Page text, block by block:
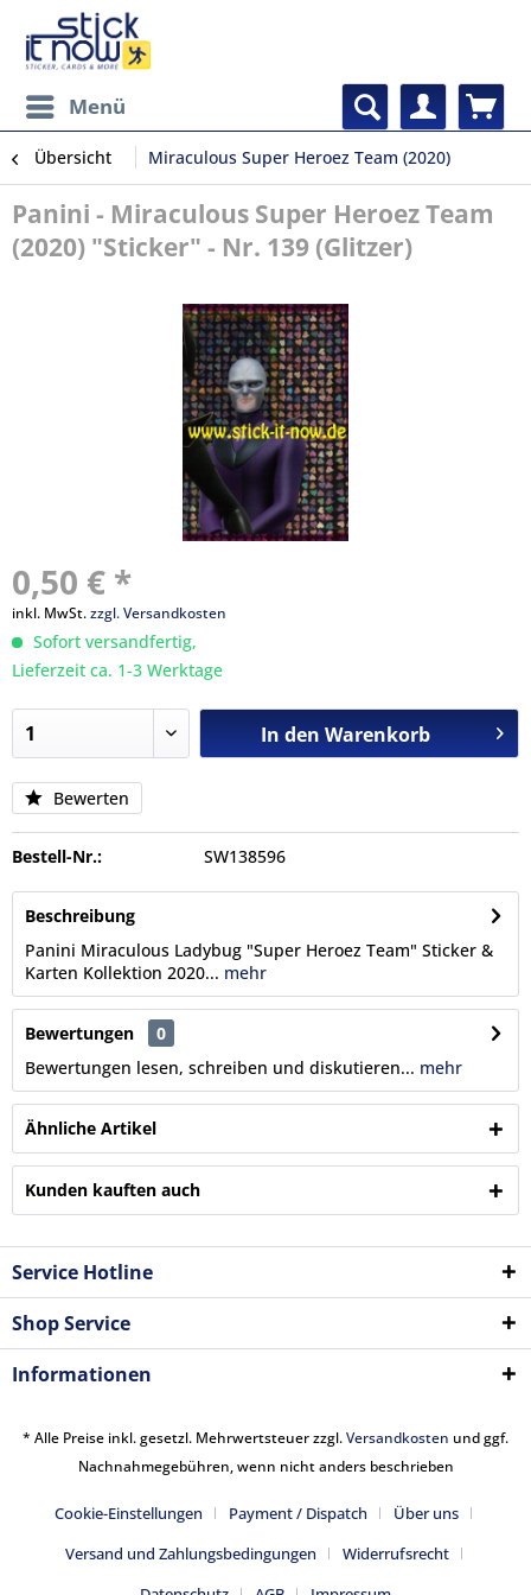
Menü
Übersicht Miraculous Super Heroez Team (2020)
Panini - Miraculous Super Heroez Team
(2020) "Sticker" - Nr. 139 (Glitzer)
0,50 € *
inkl. MwSt.zzgl. Versandkosten
Sofort versandfertig,
Lieferzeit ca. 1-3 Werktage
In den Warenkorb
Bewerten
Bestell-Nr.: SW138596
Beschreibung
Panini Miraculous Ladybug "Super Heroez Team" Sticker &
Karten Kollektion 2020... mehr
Bewertungen
0
Bewertungen lesen, schreiben und diskutieren... mehr
Ähnliche Artikel
Kunden kauften auch
Service Hotline
Shop Service
Informationen
* Alle Preise inkl. gesetzl. Mehrwertsteuer zzgl.Versandkosten und ggf.
Nachnahmegebühren, wenn nicht anders beschrieben
Cookie-Einstellungen Payment / Dispatch
Über uns
Versand und Zahlungsbedingungen
Widerrufsrecht